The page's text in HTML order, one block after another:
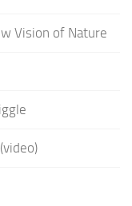
Vision of Nature